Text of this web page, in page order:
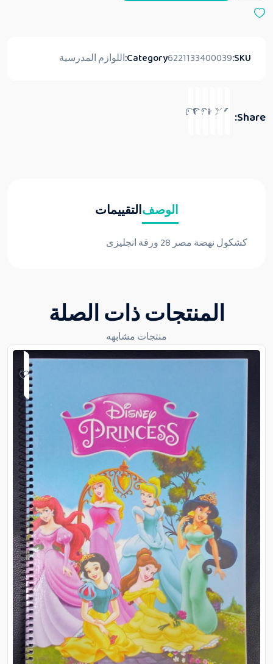
SKU:
6221133400039
Category: اللوازم المدرسية
Share:
الوصفالتقييمات
كشكول نهضة مصر 28 ورقة انجليزى
المنتجات ذات الصلة
منتجات مشابهه